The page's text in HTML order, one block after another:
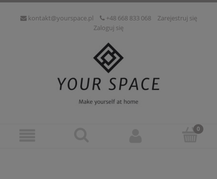
kontakt@yourspace.pl +48 668 833 068
Zarejestruj się
Zaloguj się